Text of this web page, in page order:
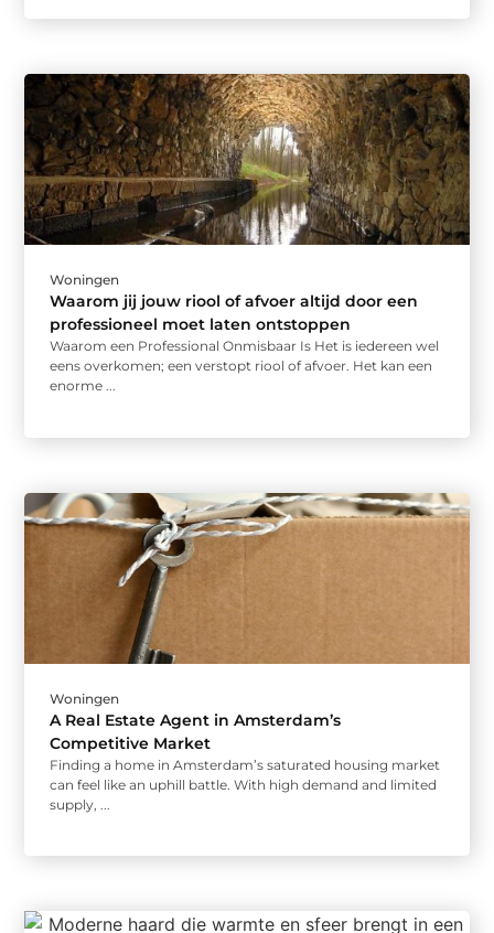
Woningen
Waarom jij jouw riool of afvoer altijd door een
professioneel moet laten ontstoppen
Waarom een Professional Onmisbaar Is Het is iedereen wel
eens overkomen; een verstopt riool of afvoer. Het kan een
enorme ...
Woningen
A Real Estate Agent in Amsterdam’s
Competitive Market
Finding a home in Amsterdam’s saturated housing market
can feel like an uphill battle. With high demand and limited
supply, ...